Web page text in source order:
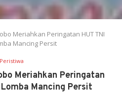
Meriahkan Peringatan HUT TNI
Mancing Persit
Peristiwa
Meriahkan Peringatan
Mancing Persit